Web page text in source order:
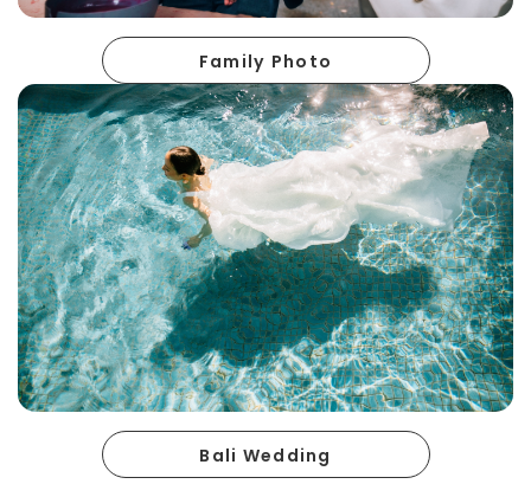
Family Photo
Bali Wedding